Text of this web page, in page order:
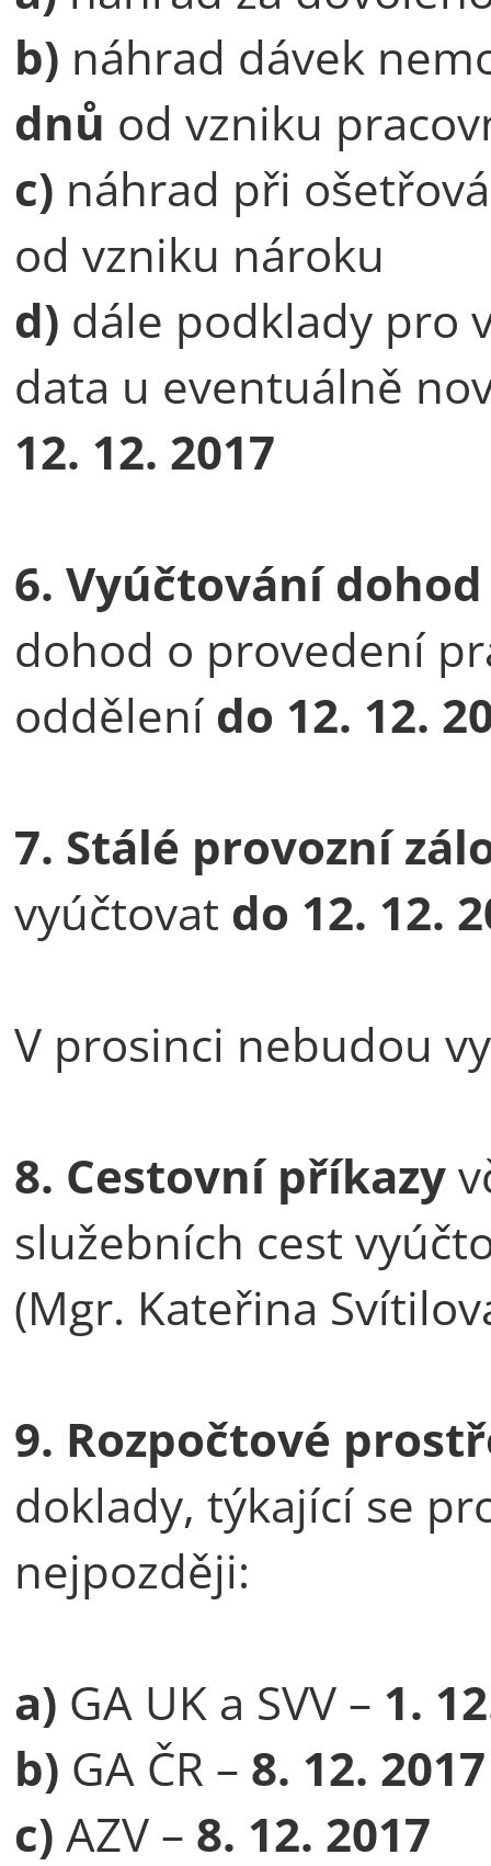
b) náhrad dávek
dnů od vzniku
c) náhrad při
od vzniku nároku
d) dále podklady pro
data u eventuálně
12. 12. 2017
6. Vyúčtování dohod
dohod o provedení
oddělení do 12. 12.
7. Stálé provozní
vyúčtovat do 12. 12.
V prosinci nebudou
8. Cestovní příkazy
služebních cest
(Mgr. Kateřina
9. Rozpočtové
doklady, týkající se
nejpozději:
a) GA UK a SVV – 1.
b) GA ČR – 8. 12. 2017
c) AZV – 8. 12. 2017